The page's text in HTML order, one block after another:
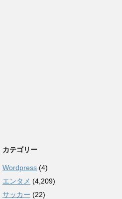
カテゴリー
Wordpress (4)
エンタメ (4,209)
サッカー (22)